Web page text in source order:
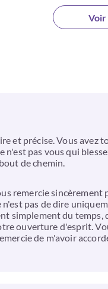
Voir
et précise. Vous
n'est pas vous qui
de chemin.
remercie
pas de dire
simplement du
ouverture d'esprit.
de m'avoir